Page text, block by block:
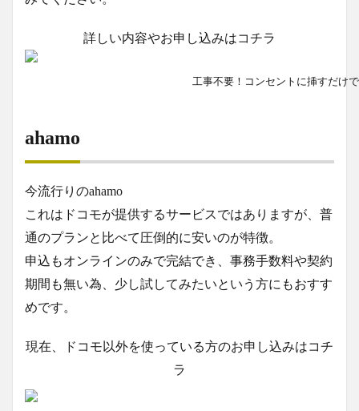
詳しい内容やお申し込みはコチラ
工事不要！コンセントに挿すだけ
ahamo
今流行りのahamo
これはドコモが提供するサービスではありますが、普
通のプランと比べて圧倒的に安いのが特徴。
申込もオンラインのみで完結でき、事務手数料や契約
期間も無い為、少し試してみたいという方にもおすす
めです。
現在、ドコモ以外を使っている方のお申し込みはコチ
ラ